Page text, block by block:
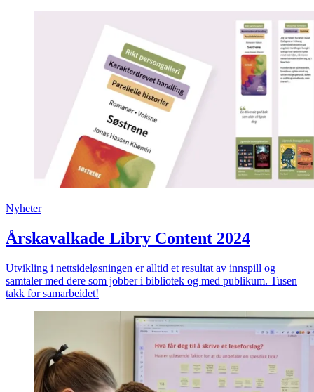
Nyheter
Årskavalkade Libry Content 2024
Utvikling i nettsideløsningen er alltid et resultat av innspill og
samtaler med dere som jobber i bibliotek og med publikum. Tusen
takk for samarbeidet!